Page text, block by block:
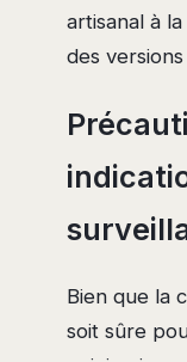
artisanal à
des
Bien que la
soit sûre